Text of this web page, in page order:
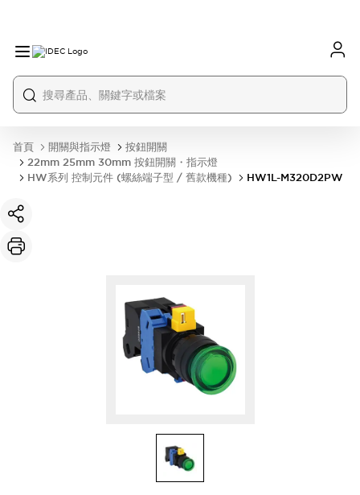
首頁 開關與指示燈
按鈕開關
22mm 25mm 30mm 按鈕開關・指示燈
HW系列 控制元件 (螺絲端子型 / 舊款機種)
HW1L-M320D2PW